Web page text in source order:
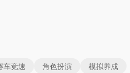
车竞速 角色扮演
模拟养成